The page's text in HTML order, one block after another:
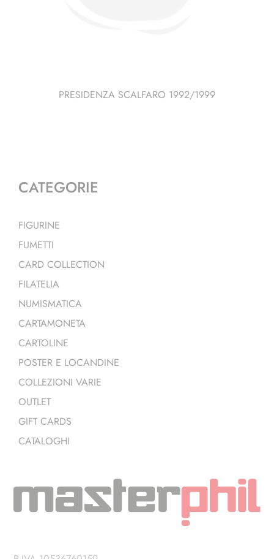
PRESIDENZA SCALFARO 1992/1999
CATEGORIE
FIGURINE
FUMETTI
CARD COLLECTION
FILATELIA
NUMISMATICA
CARTAMONETA
CARTOLINE
POSTER E LOCANDINE
COLLEZIONI VARIE
OUTLET
GIFT CARDS
CATALOGHI